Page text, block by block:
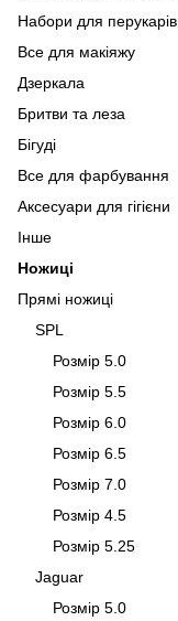
Набори для перукарів
Все для макіяжу
Дзеркала
Бритви та леза
Бігуді
Все для фарбування
Аксесуари для гігієни
Інше
Ножиці
Прямі ножиці
SPL
Розмір 5.0
Розмір 5.5
Розмір 6.0
Розмір 6.5
Розмір 7.0
Розмір 4.5
Розмір 5.25
Jaguar
Розмір 5.0